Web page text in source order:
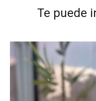
Te puede